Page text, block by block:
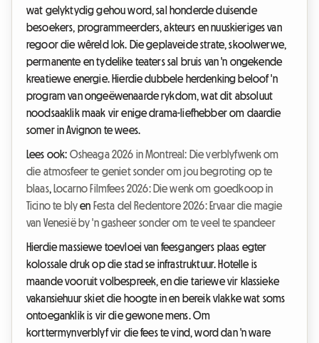
wat gelyktydig gehou word, sal honderde duisende
besoekers, programmeerders, akteurs en nuuskieriges van
regoor die wêreld lok. Die geplaveide strate, skoolwerwe,
permanente en tydelike teaters sal bruis van 'n ongekende
kreatiewe energie. Hierdie dubbele herdenking beloof 'n
program van ongeëwenaarde rykdom, wat dit absoluut
noodsaaklik maak vir enige drama-liefhebber om daardie
somer in Avignon te wees.
Lees ook: Osheaga 2026 in Montreal: Die verblyfwenk om
die atmosfeer te geniet sonder om jou begroting op te
blaas, Locarno Filmfees 2026: Die wenk om goedkoop in
Ticino te blyen Festa del Redentore 2026: Ervaar die magie
van Venesië by 'n gasheer sonder om te veel te spandeer
Hierdie massiewe toevloei van feesgangers plaas egter
kolossale druk op die stad se infrastruktuur. Hotelle is
maande vooruit volbespreek, en die tariewe vir klassieke
vakansiehuur skiet die hoogte in en bereik vlakke wat soms
ontoeganklik is vir die gewone mens. Om
korttermynverblyf vir die fees te vind, word dan 'n ware